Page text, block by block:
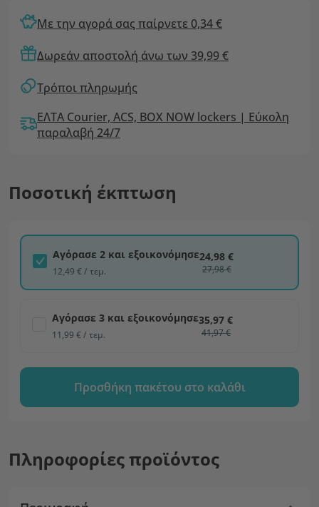
Με την αγορά σας παίρνετε 0,34 €
Δωρεάν αποστολή άνω των 39,99 €
Τρόποι πληρωμής
ΕΛΤΑ Courier, ACS, BOX NOW lockers | Εύκολη
παραλαβή 24/7
Ποσοτική έκπτωση
Αγόρασε 2 και εξοικονόμησε
12,49 € / τεμ.
24,98 €
27,98 €
Αγόρασε 3 και εξοικονόμησε
11,99 € / τεμ.
35,97 €
41,97 €
Προσθήκη πακέτου στο καλάθι
Πληροφορίες προϊόντος